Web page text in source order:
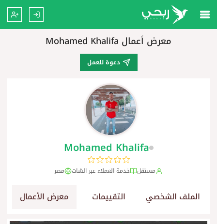
معرض أعمال Mohamed Khalifa
دعوة للعمل
Mohamed Khalifa
مستقل خدمة العملاء عبر الشات مصر
الملف الشخصي التقييمات معرض الأعمال